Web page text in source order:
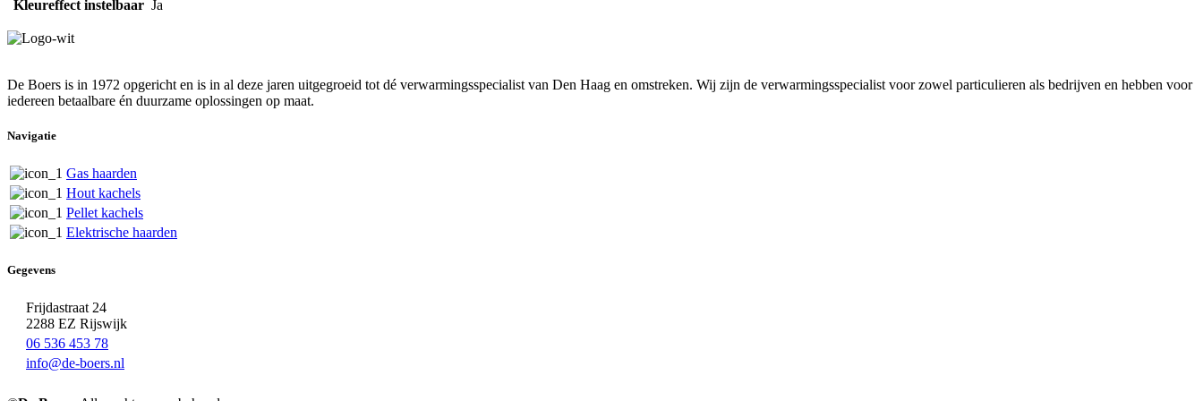
Kleureffect instelbaar Ja
De Boers is in 1972 opgericht en is in al deze jaren uitgegroeid tot dé verwarmingsspecialist van Den Haag en omstreken. Wij zijn de verwarmingsspecialist voor zowel particulieren als bedrijven en hebben voor
iedereen betaalbare én duurzame oplossingen op maat.
Navigatie
Gas haarden
Hout kachels
Pellet kachels
Elektrische haarden
Gegevens
Frijdastraat 24
2288 EZ Rijswijk
06 536 453 78
info@de-boers.nl